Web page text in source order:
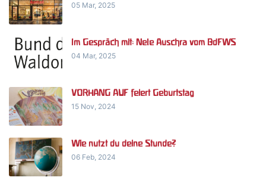
05 Mar, 2025
Im Gespräch mit: Nele Auschra vom BdFWS
04 Mar, 2025
VORHANG AUF feiert Geburtstag
15 Nov, 2024
Wie nutzt du deine Stunde?
06 Feb, 2024